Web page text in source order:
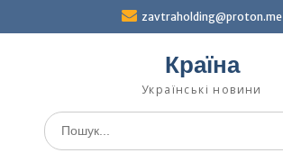
zavtraholding@proton.me
Країна
Українські новини
Шукати: